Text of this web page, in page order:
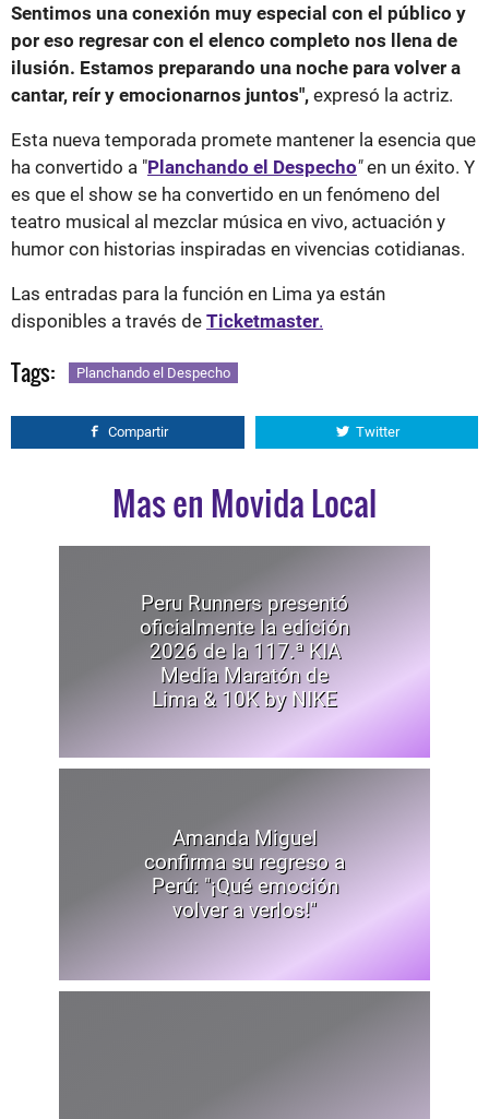
Sentimos una conexión muy especial con el público y
por eso regresar con el elenco completo nos llena de
ilusión. Estamos preparando una noche para volver a
cantar, reír y emocionarnos juntos", expresó la actriz.
Esta nueva temporada promete mantener la esencia que
ha convertido a "Planchando el Despecho"en un éxito. Y
es que el show se ha convertido en un fenómeno del
teatro musical al mezclar música en vivo, actuación y
humor con historias inspiradas en vivencias cotidianas.
Las entradas para la función en Lima ya están
disponibles a través de Ticketmaster.
Tags: Planchando el Despecho
Compartir Twitter
Mas en Movida Local
Peru Runners presentó
oficialmente la edición
2026 de la 117.ª KIA
Media Maratón de
Lima & 10K by NIKE
Amanda Miguel
confirma su regreso a
Perú: "¡Qué emoción
volver a verlos!"